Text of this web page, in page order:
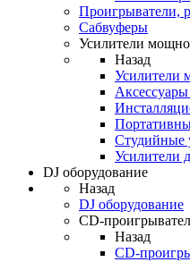
Проигрыватели,
Сабвуферы
Усилители
Назад
Усилители
Студийные
Усилители
DJ оборудование
Назад
DJ оборудование
CD-
Назад
CD-